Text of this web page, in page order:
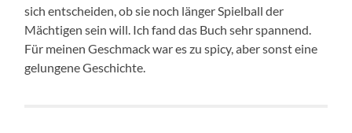
sich entscheiden, ob sie noch länger Spielball der
Mächtigen sein will. Ich fand das Buch sehr spannend.
Für meinen Geschmack war es zu spicy, aber sonst eine
gelungene Geschichte.